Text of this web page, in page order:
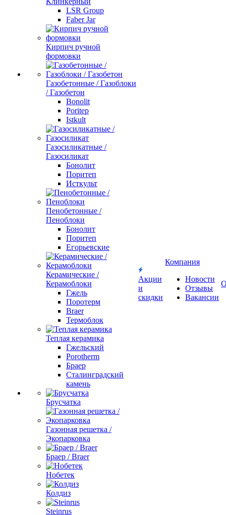
LSR Group
Faber Jar
Кирпич ручной
формовки
Газобетонные / Газоблоки
/ Газобетон
Bonolit
Poritep
Istkult
Газосиликатные /
Газосиликат
Бонолит
Поритеп
Исткульт
Пенобетонные /
Пеноблоки
Бонолит
Поритеп
Егорьевские
Керамические /
Керамоблоки
Гжель
Поротерм
Braer
Термоблок
Теплая керамика
Гжельский
Porotherm
Браер
Сталинградский
камень
Брусчатка
Газонная решетка /
Экопарковка
Браер / Braer
Нобетек
Колдиз
Steinrus
Акции
и
скидки
Компания
Новости
Отзывы
Вакансии